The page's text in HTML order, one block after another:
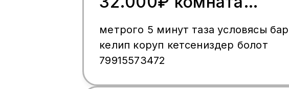
берилет
метрого 5 минут таза условясы бар
келип коруп кетсениздер болот
79915573472